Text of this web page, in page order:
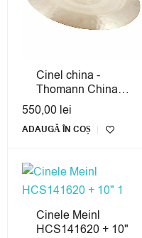
Cinel china -
Thomann China
50cm
550,00 lei
ADAUGĂ ÎN COȘ
Cinele Meinl
HCS141620 + 10"